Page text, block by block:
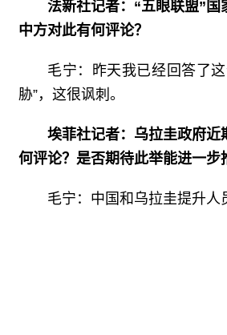
法新社记者：“五眼联盟”
中方对此有何评论？
毛宁：昨天我已经回答了
胁”，这很讽刺。
埃菲社记者：乌拉圭政府
何评论？是否期待此举能进一
毛宁：中国和乌拉圭提升